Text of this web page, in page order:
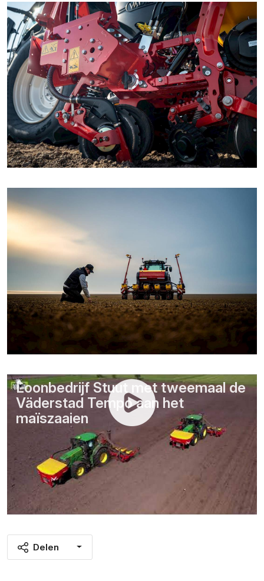
Loonbedrijf Stuut met tweemaal de
Väderstad Tempo aan het
maïszaaien
Delen